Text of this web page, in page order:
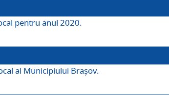
pentru anul 2020.
al Municipiului Braşov.